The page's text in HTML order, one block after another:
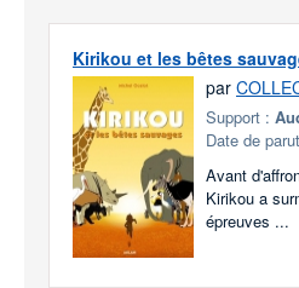
Kirikou et les bêtes
par
Support :
Date de
Avant
Kirikou a
épreuves ...